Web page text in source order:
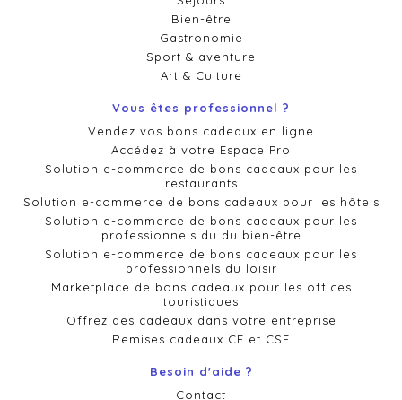
Bien-être
Gastronomie
Sport & aventure
Art & Culture
Vous êtes professionnel ?
Vendez vos bons cadeaux en ligne
Accédez à votre Espace Pro
Solution e-commerce de bons cadeaux pour les
restaurants
Solution e-commerce de bons cadeaux pour les hôtels
Solution e-commerce de bons cadeaux pour les
professionnels du du bien-être
Solution e-commerce de bons cadeaux pour les
professionnels du loisir
Marketplace de bons cadeaux pour les offices
touristiques
Offrez des cadeaux dans votre entreprise
Remises cadeaux CE et CSE
Besoin d'aide ?
Contact